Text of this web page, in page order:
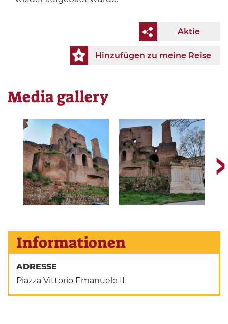
Aktie
Hinzufügen zu meine Reise
Media gallery
Informationen
ADRESSE
Piazza Vittorio Emanuele II